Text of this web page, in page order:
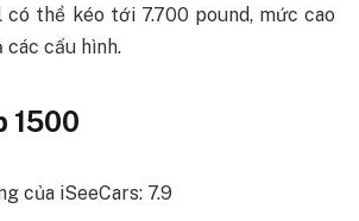
thể kéo tới 7.700 pound, mức cao
cấu hình.
1500
của iSeeCars: 7.9